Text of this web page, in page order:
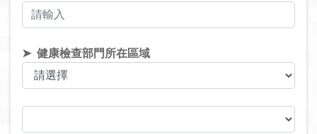
健康檢查部門所在區域